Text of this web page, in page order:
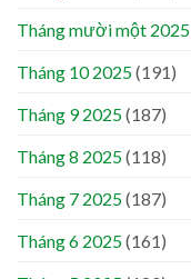
Tháng mười một 2025
Tháng 10 2025(191)
Tháng 9 2025(187)
Tháng 8 2025(118)
Tháng 7 2025(187)
Tháng 6 2025(161)